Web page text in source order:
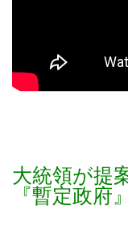
大統領が提
『暫定政府